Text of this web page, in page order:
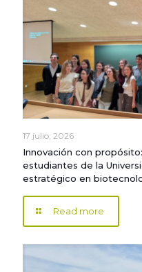
17 julio, 2026
Innovación con
estudiantes de la
estratégico en
Read more